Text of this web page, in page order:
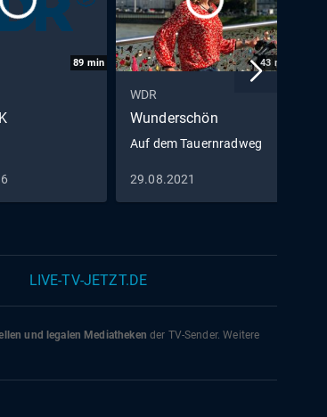
89 min 43 min
WDR
Wunderschön
Auf dem Tauernradweg
29.08.2021
LIVE-TV-JETZT.DE
und legalen Mediatheken der TV-Sender. Weitere